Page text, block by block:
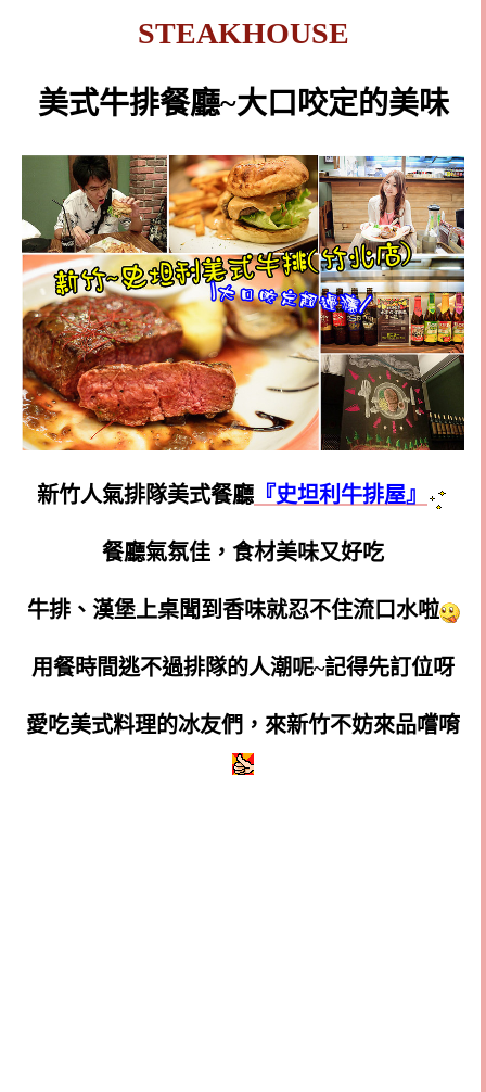
STEAKHOUSE
美式牛排餐廳~大口咬定的美味
新竹人氣排隊美式餐廳 『史坦利牛排屋』
餐廳氣氛佳，食材美味又好吃
牛排、漢堡上桌聞到香味就忍不住流口水啦
用餐時間逃不過排隊的人潮呢~記得先訂位呀
愛吃美式料理的冰友們，來新竹不妨來品嚐唷